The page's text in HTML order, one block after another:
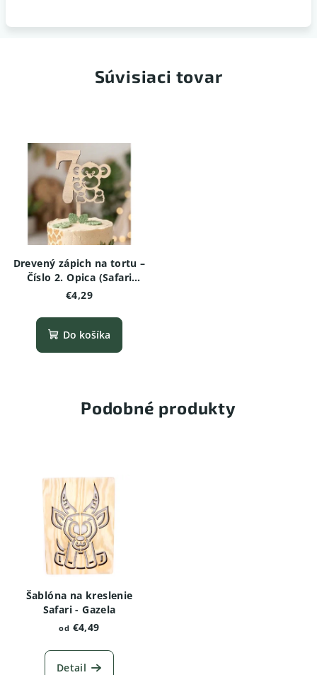
Súvisiaci tovar
Drevený zápich na tortu –
Číslo 2. Opica (Safari
edícia)
€4,29
Do košíka
Podobné produkty
Šablóna na kreslenie
Safari - Gazela
od €4,49
Detail